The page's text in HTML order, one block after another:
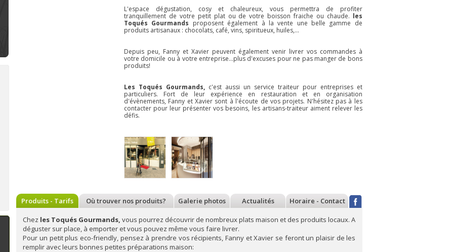
cuberdons,...). Au fil
de ses rencontres,
Sonia diversifie son
En savoir plus
Bienvenue à Deux pois, deux
mesures : epicerie
du Condroz, près
Nandrin,Deux
pois, deux
mesuresest une
épicerie
écoresponsable qui
propose des
d'alimentation,
d'hygiène et
d'entretien.
l'impact n&ea
En savoir plus
Bienvenue aux Goffard Sisters :
pâtes artisanales aux oeufs,
enrichies aux orties
et une gamme un
peu plus sp&
En savoir plus
Bienvenue à Pipaillon :
confitures, tapenades,
En savoir plus
L'espace dégustation, cosy et chaleureux, vous permettra de profiter
tranquillement de votre petit plat ou de votre boisson fraiche ou chaude. les
Toqués Gourmands proposent également à la vente une belle gamme de
produits artisanaux : chocolats, café, vins, spiritueux, huiles,...
Depuis peu, Fanny et Xavier peuvent également venir livrer vos commandes à
votre domicile ou à votre entreprise...plus d'excuses pour ne pas manger de bons
produits!
Les Toqués Gourmands, c'est aussi un service traiteur pour entreprises et
particuliers. Fort de leur expérience en restauration et en organisation
d'évènements, Fanny et Xavier sont à l'écoute de vos projets. N'hésitez pas à les
contacter pour leur présenter vos besoins, les artisans-traiteur aiment relever les
défis.
Produits - Tarifs Où trouver nos produits? Galerie photos Actualités Horaire - Contact
Chez les Toqués Gourmands, vous pourrez découvrir de nombreux plats maison et des produits locaux. A
déguster sur place, à emporter et vous pouvez même vous faire livrer.
Pour un petit plus eco-friendly, pensez à prendre vos récipients, Fanny et Xavier se feront un plaisir de les
remplir avec leurs bonnes petites préparations maison: